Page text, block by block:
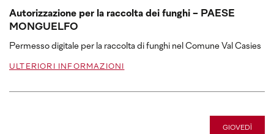
Autorizzazione per la raccolta dei funghi - PAESE
MONGUELFO
Permesso digitale per la raccolta di funghi nel Comune Val Casies
ULTERIORI INFORMAZIONI
GIOVEDÌ